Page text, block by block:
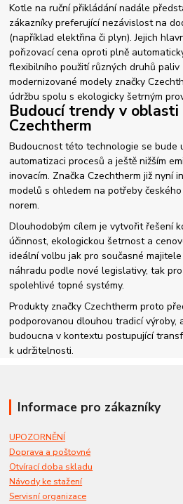
Kotle na ruční přikládání nadále
zákazníky preferující nezávislost na
(například elektřina či plyn). Jejich
pořizovací cena oproti plně
flexibilního použití různých druhů paliv
modernizované modely značky
údržbu spolu s ekologicky šetrným
Budoucí trendy v
Czechtherm
Budoucnost této technologie se bude
automatizaci procesů a ještě nižším
inovacím. Značka Czechtherm již nyní
modelů s ohledem na potřeby
norem.
Dlouhodobým cílem je vytvořit řešení
účinnost, ekologickou šetrnost a
ideální volbu jak pro současné
náhradu podle nové legislativy, tak
spolehlivé topné systémy.
Produkty značky Czechtherm proto
podporovanou dlouhou tradicí výroby,
budoucna v kontextu postupující
k udržitelnosti.
Informace pro zákazníky
UPOZORNĚNÍ
Doprava a poštovné
Otvírací doba skladu
Návody ke stažení
Servisní organizace